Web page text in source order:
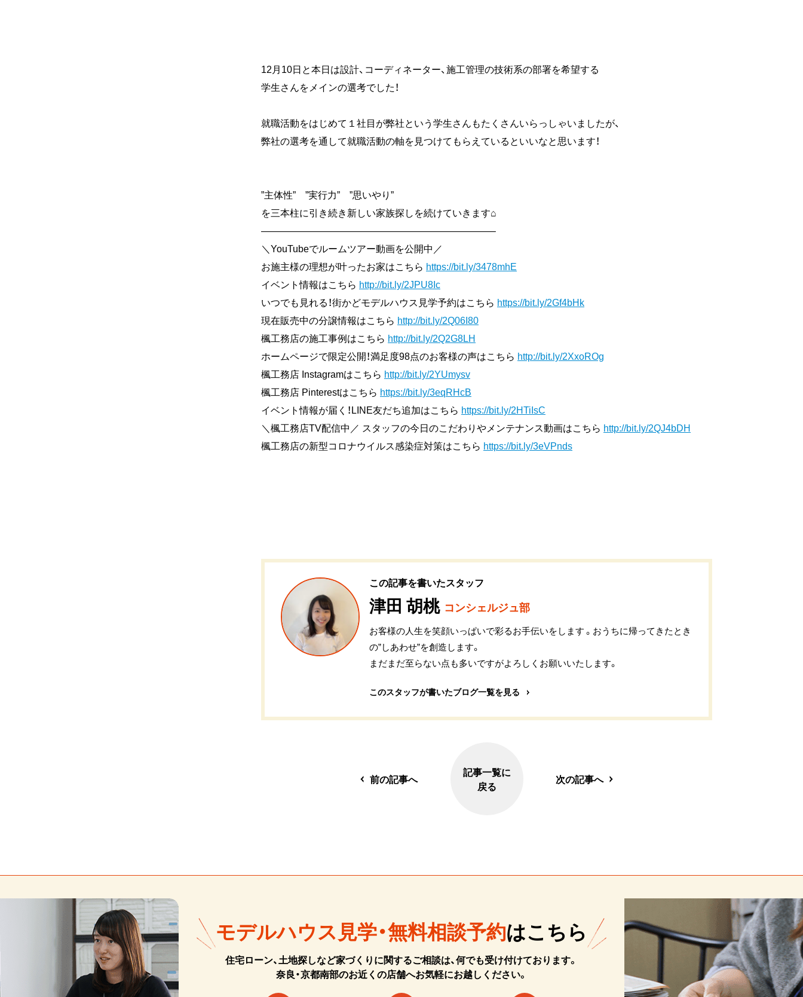
12月10日と本日は設計、コーディネーター、施工管理の技術系の部署を希望する
学生さんをメインの選考でした！
就職活動をはじめて１社目が弊社という学生さんもたくさんいらっしゃいましたが、
弊社の選考を通して就職活動の軸を見つけてもらえているといいなと思います！
”主体性” ”実行力” ”思いやり”
を三本柱に引き続き新しい家族探しを続けていきます⌂
————————————————————————–
＼YouTubeでルームツアー動画を公開中／
お施主様の理想が叶ったお家はこちら https://bit.ly/3478mhE
イベント情報はこちら http://bit.ly/2JPU8Ic
いつでも見れる！街かどモデルハウス見学予約はこちら https://bit.ly/2Gf4bHk
現在販売中の分譲情報はこちら http://bit.ly/2Q06I80
楓工務店の施工事例はこちら http://bit.ly/2Q2G8LH
ホームページで限定公開！満足度98点のお客様の声はこちら http://bit.ly/2XxoROg
楓工務店 Instagramはこちら http://bit.ly/2YUmysv
楓工務店 Pinterestはこちら https://bit.ly/3eqRHcB
イベント情報が届く！LINE友だち追加はこちら https://bit.ly/2HTiIsC
＼楓工務店TV配信中／ スタッフの今日のこだわりやメンテナンス動画はこちら http://bit.ly/2QJ4bDH
楓工務店の新型コロナウイルス感染症対策はこちら https://bit.ly/3eVPnds
この記事を書いたスタッフ
津田 胡桃 コンシェルジュ部
お客様の人生を笑顔いっぱいで彩るお手伝いをします 。おうちに帰ってきたとき
の”しあわせ”を創造します。
まだまだ至らない点も多いですがよろしくお願いいたします。
このスタッフが書いたブログ一覧を見る
前の記事へ
記事一覧に
戻る
次の記事へ
モデルハウス見学・無料相談予約はこちら
住宅ローン、土地探しなど家づくりに関するご相談は、何でも受け付けております。
奈良・京都南部のお近くの店舗へお気軽にお越しください。